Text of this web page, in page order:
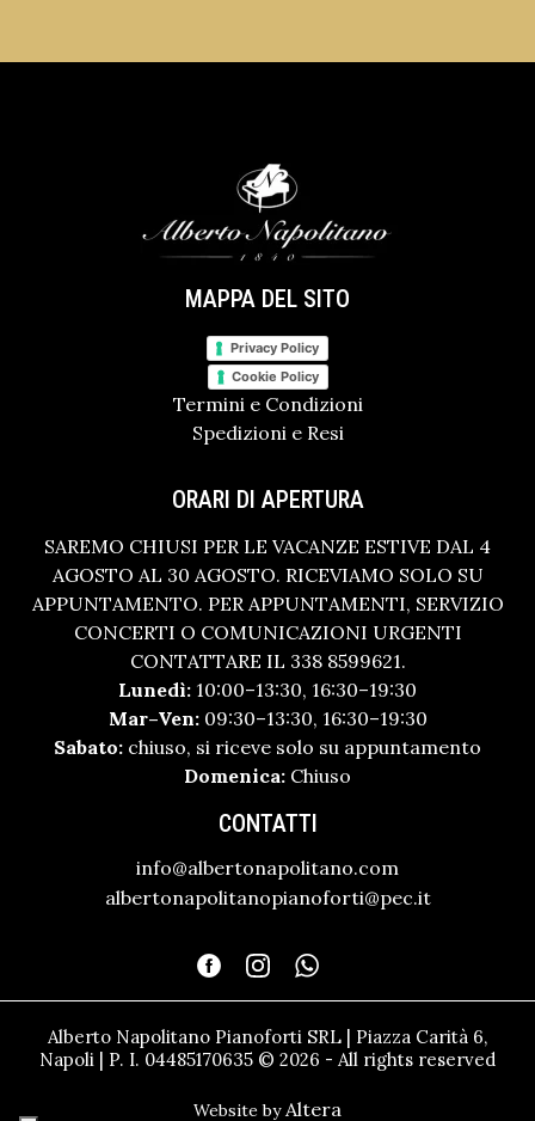
MAPPA DEL SITO
Privacy Policy
Cookie Policy
Termini e Condizioni
Spedizioni e Resi
ORARI DI APERTURA
SAREMO CHIUSI PER LE VACANZE ESTIVE DAL 4
AGOSTO AL 30 AGOSTO. RICEVIAMO SOLO SU
APPUNTAMENTO. PER APPUNTAMENTI, SERVIZIO
CONCERTI O COMUNICAZIONI URGENTI
CONTATTARE IL 338 8599621.
Lunedì: 10:00–13:30, 16:30–19:30
Mar–Ven:09:30–13:30, 16:30–19:30
Sabato: chiuso, si riceve solo su appuntamento
Domenica: Chiuso
CONTATTI
info@albertonapolitano.com
albertonapolitanopianoforti@pec.it
Alberto Napolitano Pianoforti SRL | Piazza Carità 6,
Napoli | P. I. 04485170635 © 2026 - All rights reserved
Website byAltera